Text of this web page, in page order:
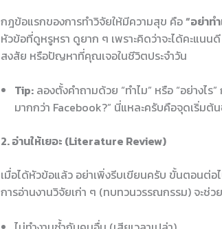
กฎข้อแรกของการทำวิจัยให้มีความสุข คือ“อย่าท
หัวข้อที่ดูหรูหรา ดูยาก ๆ เพราะคิดว่าจะได้คะแน
สงสัย หรือปัญหาที่คุณเจอในชีวิตประจำวัน
Tip: ลองตั้งคำถามด้วย “ทำไม” หรือ “อย่างไ
มากกว่า Facebook?” นี่แหละครับคือจุดเริ่มต้
2. อ่านให้เยอะ (Literature Review)
เมื่อได้หัวข้อแล้ว อย่าเพิ่งรีบเขียนครับ ขั้นตอนต่อ
การอ่านงานวิจัยเก่า ๆ (ทบทวนวรรณกรรม) จะช่วย